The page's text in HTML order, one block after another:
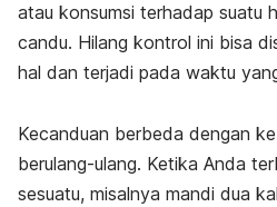
atau konsumsi terhadap suatu
candu. Hilang kontrol ini bisa
hal dan terjadi pada waktu
Kecanduan berbeda dengan
berulang-ulang. Ketika Anda
sesuatu, misalnya mandi dua